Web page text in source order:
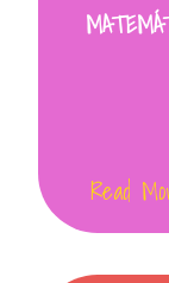
Read